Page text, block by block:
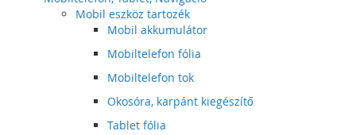
Mobil eszköz tartozék
Mobil akkumulátor
Mobiltelefon fólia
Mobiltelefon tok
Okosóra, karpánt kiegészítő
Tablet fólia